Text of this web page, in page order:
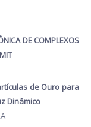
DE COMPLEXOS
de Ouro para
Dinâmico